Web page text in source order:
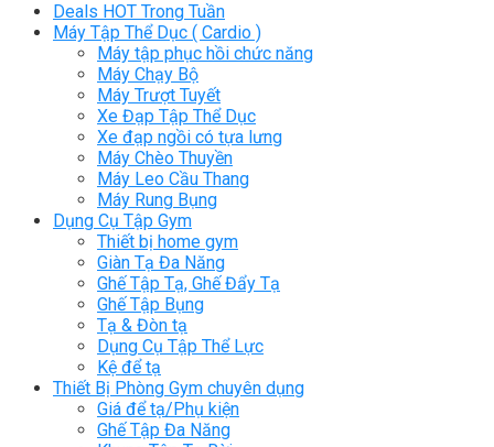
Deals HOT Trong Tuần
Máy Tập Thể Dục ( Cardio )
Máy tập phục hồi chức năng
Máy Chạy Bộ
Máy Trượt Tuyết
Xe Đạp Tập Thể Dục
Xe đạp ngồi có tựa lưng
Máy Chèo Thuyền
Máy Leo Cầu Thang
Máy Rung Bụng
Dụng Cụ Tập Gym
Thiết bị home gym
Giàn Tạ Đa Năng
Ghế Tập Tạ, Ghế Đẩy Tạ
Ghế Tập Bụng
Tạ & Đòn tạ
Dụng Cụ Tập Thể Lực
Kệ để tạ
Thiết Bị Phòng Gym chuyên dụng
Giá để tạ/Phụ kiện
Ghế Tập Đa Năng